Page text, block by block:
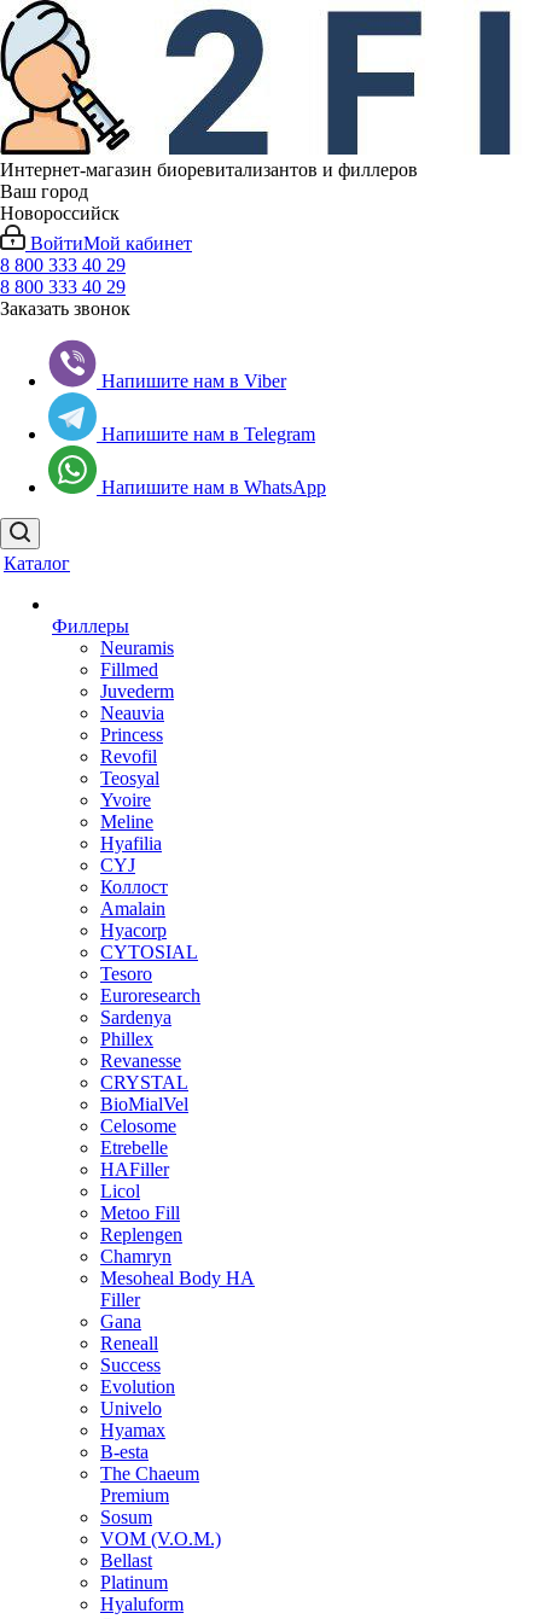
Интернет-магазин биоревитализантов и филлеров
Ваш город
Новороссийск
ВойтиМой кабинет
8 800 333 40 29
8 800 333 40 29
Заказать звонок
Напишите нам в Viber
Напишите нам в Telegram
Напишите нам в WhatsApp
Каталог
Филлеры
Neuramis
Fillmed
Juvederm
Neauvia
Princess
Revofil
Teosyal
Yvoire
Meline
Hyafilia
CYJ
Коллост
Amalain
Hyacorp
CYTOSIAL
Tesoro
Euroresearch
Sardenya
Phillex
Revanesse
CRYSTAL
BioMialVel
Celosome
Etrebelle
HAFiller
Licol
Metoo Fill
Replengen
Chamryn
Mesoheal Body HA
Filler
Gana
Reneall
Success
Evolution
Univelo
Hyamax
B-esta
The Chaeum
Premium
Sosum
VOM (V.O.M.)
Bellast
Platinum
Hyaluform